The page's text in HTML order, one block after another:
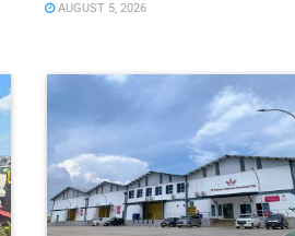
AUGUST 5, 2026